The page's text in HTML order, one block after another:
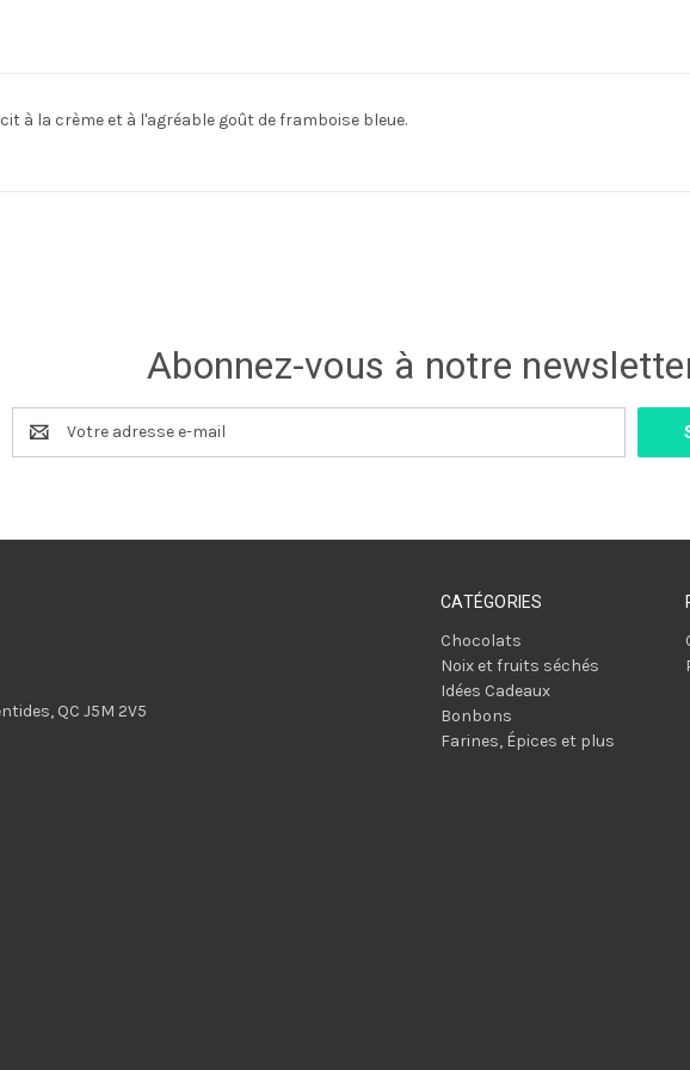
à la crème et à l'agréable goût de framboise bleue.
Abonnez-vous à notre
Adresse
CATÉGORIES
Chocolats
Noix et fruits séchés
Idées Cadeaux
Bonbons
Farines, Épices et plus
QC J5M 2V5